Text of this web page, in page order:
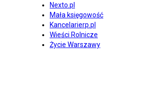
Nexto.pl
Mała księgowość
Kancelarierp.pl
Wieści Rolnicze
Życie Warszawy